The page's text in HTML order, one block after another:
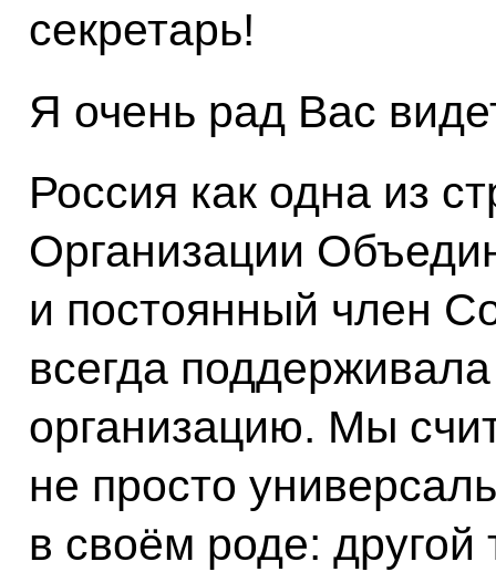
секретарь!
Я очень рад Вас
Россия как одна из
Организации
и постоянный член
всегда
организацию. Мы
не просто
в своём роде: другой